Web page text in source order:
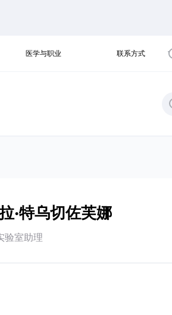
医学与职业 联系方式
·特乌切佐芙娜
验室助理